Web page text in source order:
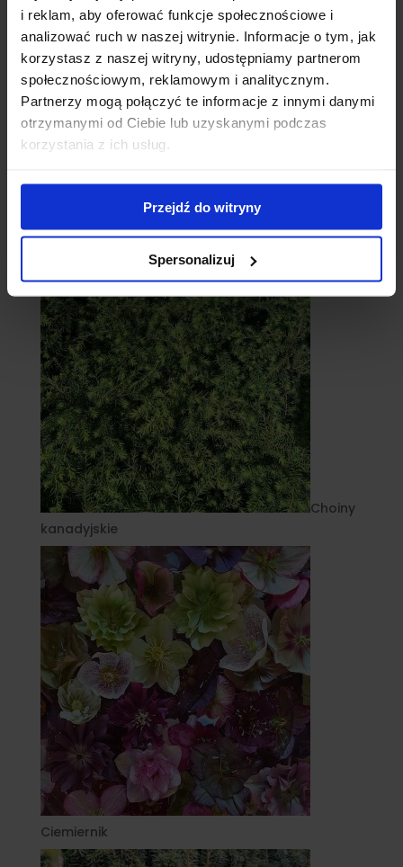
i reklam, aby oferować funkcje społecznościowe i
analizować ruch w naszej witrynie. Informacje o tym, jak
korzystasz z naszej witryny, udostępniamy partnerom
społecznościowym, reklamowym i analitycznym.
Partnerzy mogą połączyć te informacje z innymi danymi
otrzymanymi od Ciebie lub uzyskanymi podczas
korzystania z ich usług.
Przejdź do witryny
Spersonalizuj
Cebule
Choiny
kanadyjskie
Ciemiernik